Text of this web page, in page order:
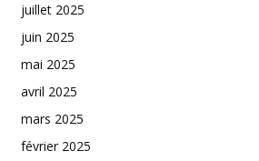
juillet 2025
juin 2025
mai 2025
avril 2025
mars 2025
février 2025